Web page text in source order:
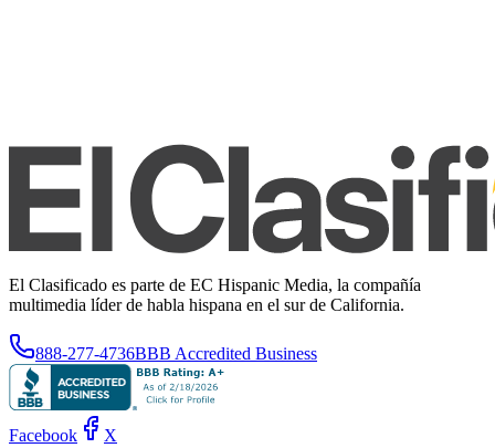
El Clasificado es parte de EC Hispanic Media, la compañía
multimedia líder de habla hispana en el sur de California.
888-277-4736BBB Accredited Business
Facebook X